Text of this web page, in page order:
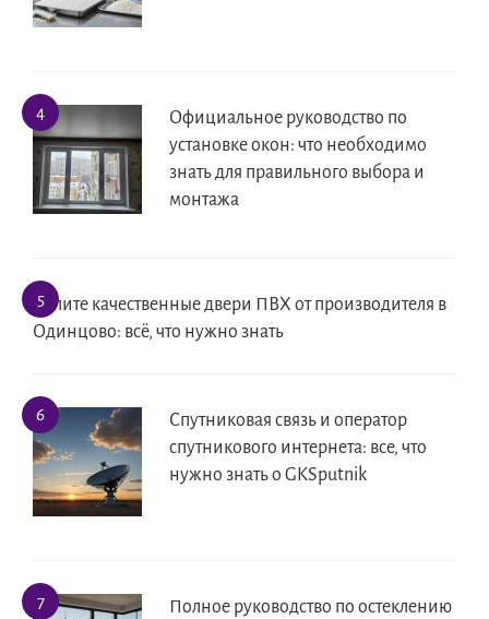
Официальное руководство по
установке окон: что необходимо
знать для правильного выбора и
монтажа
Купите качественные двери ПВХ от производителя в
Одинцово: всё, что нужно знать
Спутниковая связь и оператор
спутникового интернета: все, что
нужно знать о GKSputnik
Полное руководство по остеклению